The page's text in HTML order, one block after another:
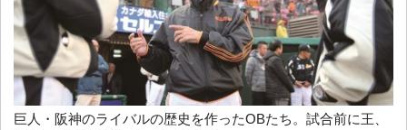
巨人・阪神のライバルの歴史を作ったOBたち。試合前に王、